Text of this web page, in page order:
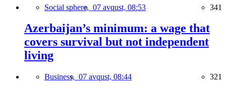
Social sphere, 07 avqust, 08:53 341
Azerbaijan’s minimum: a wage that
covers survival but not independent
living
Business, 07 avqust, 08:44 321